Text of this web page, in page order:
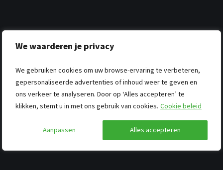
We waarderen je privacy
We gebruiken cookies om uw browse-ervaring te verbeteren,
gepersonaliseerde advertenties of inhoud weer te geven en
ons verkeer te analyseren. Door op ‘Alles accepteren’ te
klikken, stemt u in met ons gebruik van cookies. Cookie beleid
Aanpassen Alles accepteren